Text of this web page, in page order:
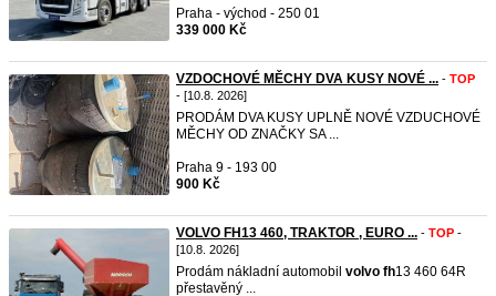
Praha - východ - 250 01
339 000 Kč
VZDOCHOVÉ MĚCHY DVA KUSY NOVÉ ... - TOP
- [10.8. 2026]
PRODÁM DVA KUSY UPLNĚ NOVÉ VZDUCHOVÉ
MĚCHY OD ZNAČKY SA ...
Praha 9 - 193 00
900 Kč
VOLVO FH13 460, TRAKTOR , EURO ... - TOP -
[10.8. 2026]
Prodám nákladní automobil volvo fh13 460 64R
přestavěný ...